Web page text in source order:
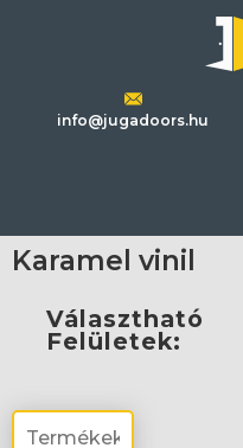
info@jugadoors.hu
Karamel vinil
Választható
Felületek: